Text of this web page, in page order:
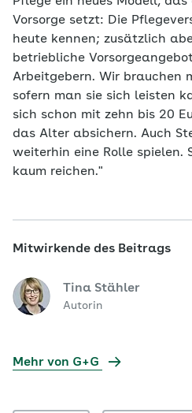
Vorsorge setzt: Die
heute kennen; zusätzlich
betriebliche
Arbeitgebern. Wir brauchen
sofern man sie sich leisten
sich schon mit zehn bis 20
das Alter absichern. Auch
weiterhin eine Rolle spielen.
kaum reichen."
Mitwirkende des Beitrags
Tina Stähler
Autorin
Mehr von G+G